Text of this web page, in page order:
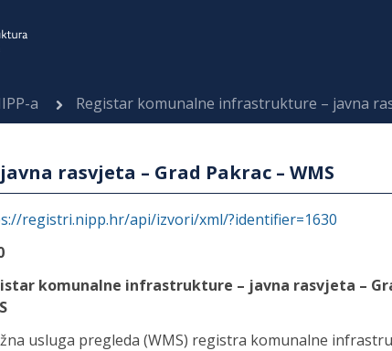
a Registar komunalne infrastrukture – javna rasvjeta –
rasvjeta – Grad Pakrac – WMS
registri.nipp.hr/api/izvori/xml/?identifier=1630
komunalne infrastrukture – javna rasvjeta –
usluga pregleda (WMS) registra komunalne